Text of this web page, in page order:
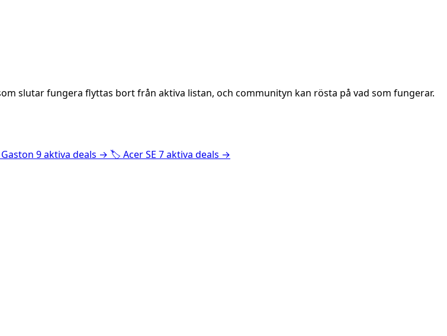
slutar fungera flyttas bort från aktiva listan, och communityn kan rösta på vad som fungerar.
Gaston 9 aktiva deals → 🏷️ Acer SE 7 aktiva deals →